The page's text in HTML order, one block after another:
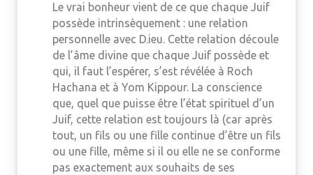
Le vrai bonheur vient de ce que chaque Juif
possède intrinsèquement : une relation
personnelle avec D.ieu. Cette relation découle
de l’âme divine que chaque Juif possède et
qui, il faut l’espérer, s’est révélée à Roch
Hachana et à Yom Kippour. La conscience
que, quel que puisse être l’état spirituel d’un
Juif, cette relation est toujours là (car après
tout, un fils ou une fille continue d’être un fils
ou une fille, même si il ou elle ne se conforme
pas exactement aux souhaits de ses